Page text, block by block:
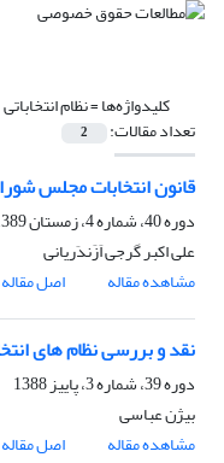
کلیدواژه‌ها =نظام انتخاباتی
تعداد مقالات: 2
قانون انتخابات مجلس
دوره 40، شماره 4، زمستان 1389، صفحه
علی اکبر گرجی اَزَندَریانی
مشاهده مقاله
اصل مقاله
نقد و بررسی نظام های
دوره 39، شماره 3، پاییز 1388
بیژن عباسی
مشاهده مقاله
اصل مقاله